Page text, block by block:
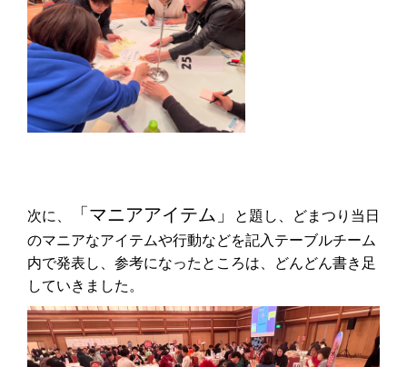
次に、 「マニアアイテム」
と題し、どまつり当日
のマニアなアイテムや行動などを記入テーブルチーム
内で発表し、参考になったところは、どんどん書き足
していきました。